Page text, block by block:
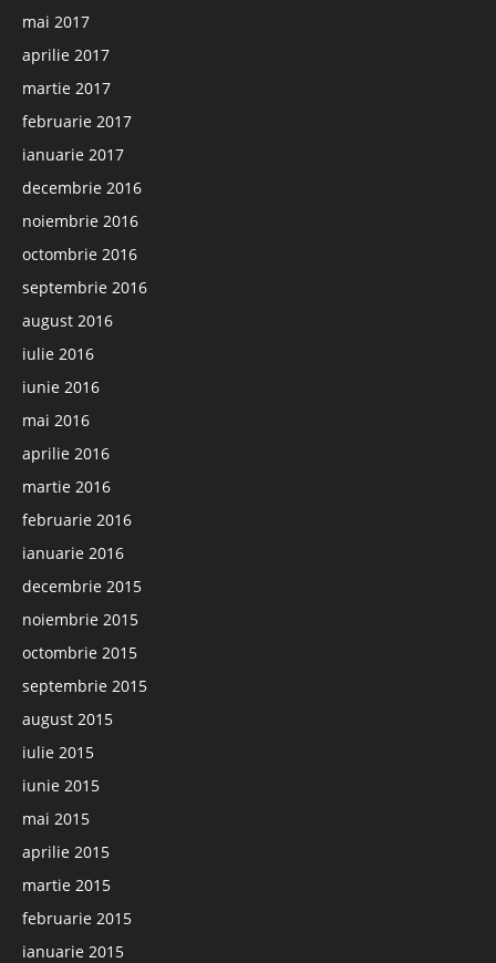
mai 2017
aprilie 2017
martie 2017
februarie 2017
ianuarie 2017
decembrie 2016
noiembrie 2016
octombrie 2016
septembrie 2016
august 2016
iulie 2016
iunie 2016
mai 2016
aprilie 2016
martie 2016
februarie 2016
ianuarie 2016
decembrie 2015
noiembrie 2015
octombrie 2015
septembrie 2015
august 2015
iulie 2015
iunie 2015
mai 2015
aprilie 2015
martie 2015
februarie 2015
ianuarie 2015